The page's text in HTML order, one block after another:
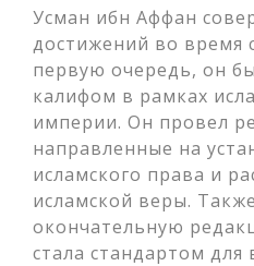
Усман ибн Аффан
достижений во время
первую очередь, он
калифом в рамках
империи. Он провел
направленные на
исламского права и
исламской веры.
окончательную
стала стандартом для